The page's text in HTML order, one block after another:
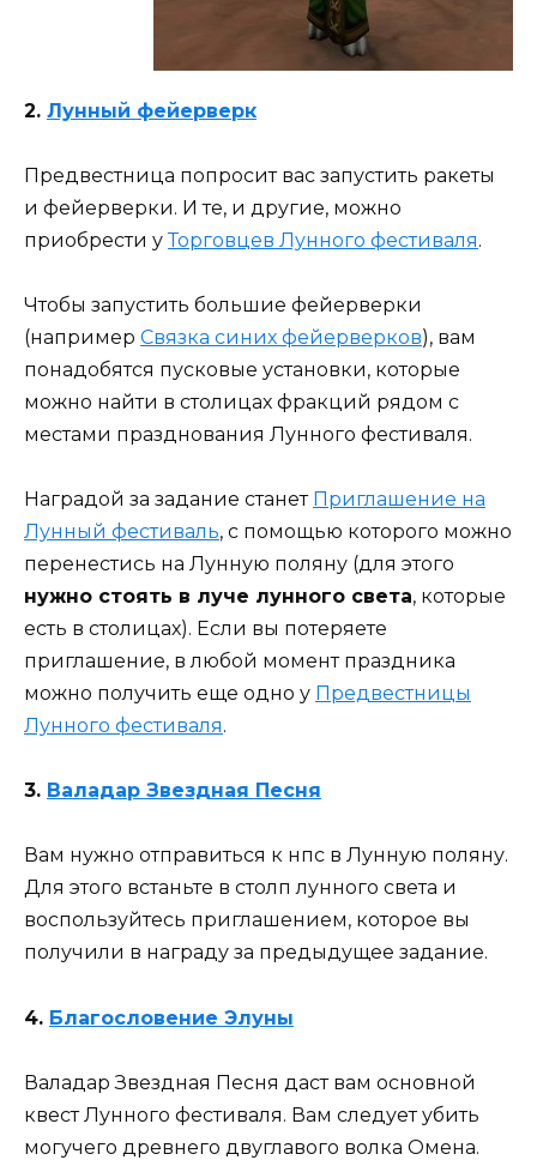
2. Лунный фейерверк
Предвестница попросит вас запустить ракеты
и фейерверки. И те, и другие, можно
приобрести уТорговцев Лунного фестиваля.
Чтобы запустить большие фейерверки
(например Связка синих фейерверков), вам
понадобятся пусковые установки, которые
можно найти в столицах фракций рядом с
местами празднования Лунного фестиваля.
Наградой за задание станет Приглашение на
Лунный фестиваль, с помощью которого можно
перенестись на Лунную поляну (для этого
нужно стоять в луче лунного света, которые
есть в столицах). Если вы потеряете
приглашение, в любой момент праздника
можно получить еще одно у Предвестницы
Лунного фестиваля.
3. Валадар Звездная Песня
Вам нужно отправиться к нпс в Лунную поляну.
Для этого встаньте в столп лунного света и
воспользуйтесь приглашением, которое вы
получили в награду за предыдущее задание.
4. Благословение Элуны
Валадар Звездная Песня даст вам основной
квест Лунного фестиваля. Вам следует убить
могучего древнего двуглавого волка Омена.